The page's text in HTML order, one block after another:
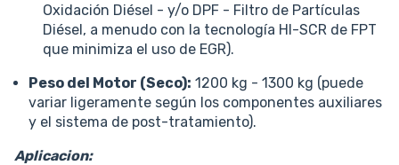
Oxidación Diésel - y/o DPF - Filtro de Partículas
Diésel, a menudo con la tecnología HI-SCR de FPT
que minimiza el uso de EGR).
Peso del Motor (Seco): 1200 kg - 1300 kg (puede
variar ligeramente según los componentes auxiliares
y el sistema de post-tratamiento).
Aplicacion: